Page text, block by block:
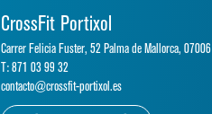
CrossFit Portixol
Carrer Felicia Fuster, 52 Palma de Mallorca, 07006
T: 871 03 99 32
contacto@crossfit-portixol.es